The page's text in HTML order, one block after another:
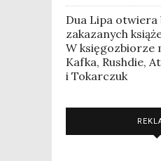
Dua Lipa otwiera
zakazanych
W księgozbiorze
Kafka, Rushdie,
i Tokarczuk